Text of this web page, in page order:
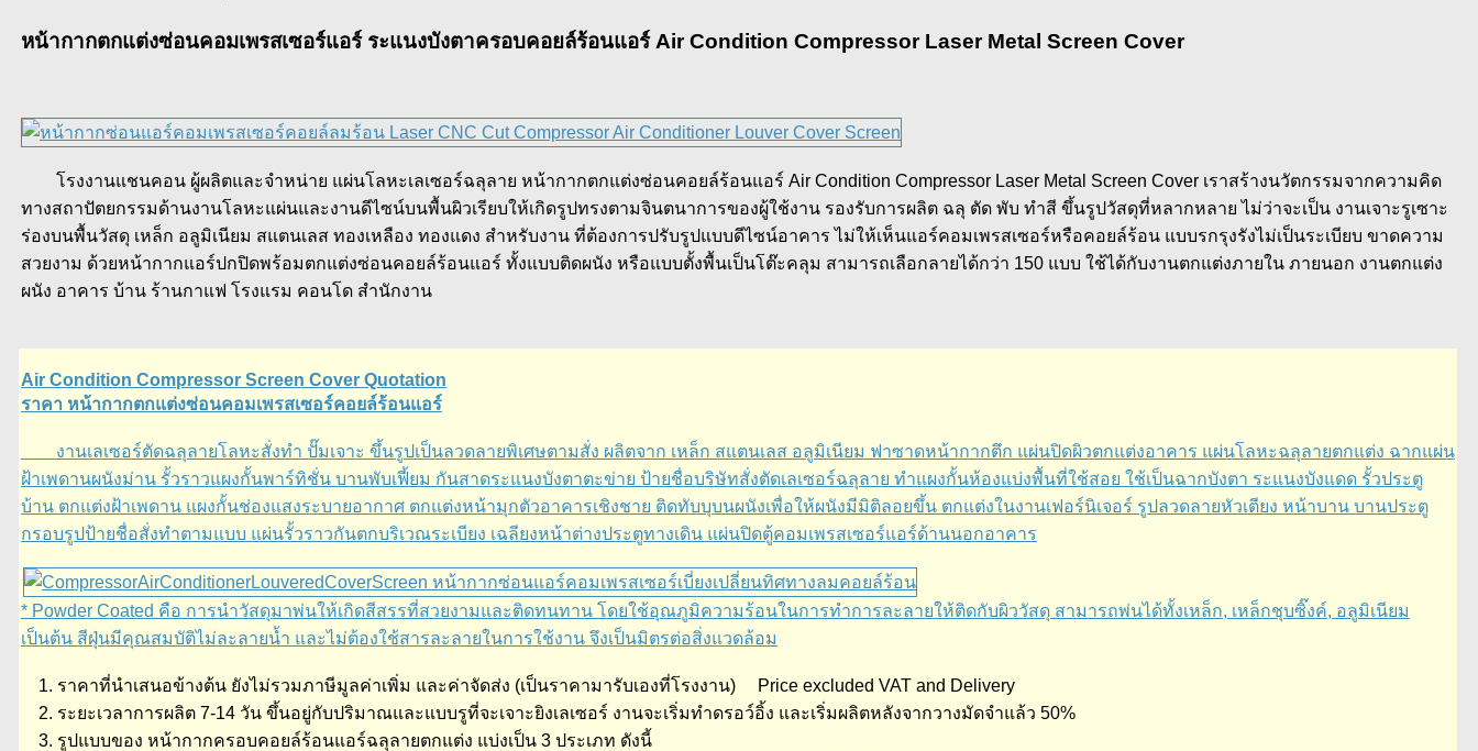
หน้ากากตกแต่งซ่อนคอมเพรสเซอร์แอร์ ระแนงบังตาครอบคอยล์ร้อนแอร์ Air Condition Compressor Laser Metal Screen Cover
โรงงานแชนคอน ผู้ผลิตและจำหน่าย แผ่นโลหะเลเซอร์ฉลุลาย หน้ากากตกแต่งซ่อนคอยล์ร้อนแอร์ Air Condition Compressor Laser Metal Screen Cover เราสร้างนวัตกรรมจากความคิด
ทางสถาปัตยกรรมด้านงานโลหะแผ่นและงานดีไซน์บนพื้นผิวเรียบให้เกิดรูปทรงตามจินตนาการของผู้ใช้งาน รองรับการผลิต ฉลุ ตัด พับ ทำสี ขึ้นรูปวัสดุที่หลากหลาย ไม่ว่าจะเป็น งานเจาะรูเซาะ
ร่องบนพื้นวัสดุ เหล็ก อลูมิเนียม สแตนเลส ทองเหลือง ทองแดง สำหรับงาน ที่ต้องการปรับรูปแบบดีไซน์อาคาร ไม่ให้เห็นแอร์คอมเพรสเซอร์หรือคอยล์ร้อน แบบรกรุงรังไม่เป็นระเบียบ ขาดความ
สวยงาม ด้วยหน้ากากแอร์ปกปิดพร้อมตกแต่งซ่อนคอยล์ร้อนแอร์ ทั้งแบบติดผนัง หรือแบบตั้งพื้นเป็นโต๊ะคลุม สามารถเลือกลายได้กว่า 150 แบบ ใช้ได้กับงานตกแต่งภายใน ภายนอก งานตกแต่ง
ผนัง อาคาร บ้าน ร้านกาแฟ โรงแรม คอนโด สำนักงาน
Air Condition Compressor Screen Cover Quotation
ราคา หน้ากากตกแต่งซ่อนคอมเพรสเซอร์คอยล์ร้อนแอร์
งานเลเซอร์ตัดฉลุลายโลหะสั่งทำ ปั๊มเจาะ ขึ้นรูปเป็นลวดลายพิเศษตามสั่ง ผลิตจาก เหล็ก สแตนเลส อลูมิเนียม ฟาซาดหน้ากากตึก แผ่นปิดผิวตกแต่งอาคาร แผ่นโลหะฉลุลายตกแต่ง ฉากแผ่น
ฝ้าเพดานผนังม่าน รั้วราวแผงกั้นพาร์ทิชั่น บานพับเฟี้ยม กันสาดระแนงบังตาตะข่าย ป้ายชื่อบริษัทสั่งตัดเลเซอร์ฉลุลาย ทำแผงกั้นห้องแบ่งพื้นที่ใช้สอย ใช้เป็นฉากบังตา ระแนงบังแดด รั้วประตู
บ้าน ตกแต่งฝ้าเพดาน แผงกั้นช่องแสงระบายอากาศ ตกแต่งหน้ามุกตัวอาคารเชิงชาย ติดทับบุบนผนังเพื่อให้ผนังมีมิติลอยขึ้น ตกแต่งในงานเฟอร์นิเจอร์ รูปลวดลายหัวเตียง หน้าบาน บานประตู
กรอบรูปป้ายชื่อสั่งทำตามแบบ แผ่นรั้วราวกันตกบริเวณระเบียง เฉลียงหน้าต่างประตูทางเดิน แผ่นปิดตู้คอมเพรสเซอร์แอร์ด้านนอกอาคาร
* Powder Coated คือ การนำวัสดุมาพ่นให้เกิดสีสรรที่สวยงามและติดทนทาน โดยใช้อุณภูมิความร้อนในการทำการละลายให้ติดกับผิววัสดุ สามารถพ่นได้ทั้งเหล็ก, เหล็กชุบซิ๊งค์, อลูมิเนียม
เป็นต้น สีฝุ่นมีคุณสมบัติไม่ละลายน้ำ และไม่ต้องใช้สารละลายในการใช้งาน จึงเป็นมิตรต่อสิ่งแวดล้อม
1. ราคาที่นำเสนอข้างต้น ยังไม่รวมภาษีมูลค่าเพิ่ม และค่าจัดส่ง (เป็นราคามารับเองที่โรงงาน) Price excluded VAT and Delivery
2. ระยะเวลาการผลิต 7-14 วัน ขึ้นอยู่กับปริมาณและแบบรูที่จะเจาะยิงเลเซอร์ งานจะเริ่มทำดรอว์อิ้ง และเริ่มผลิตหลังจากวางมัดจำแล้ว 50%
3. รูปแบบของ หน้ากากครอบคอยล์ร้อนแอร์ฉลุลายตกแต่ง แบ่งเป็น 3 ประเภท ดังนี้